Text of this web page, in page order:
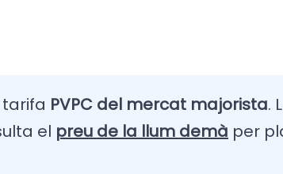
PVPC del mercat majorista.
el preu de la llum demà per